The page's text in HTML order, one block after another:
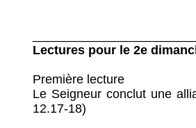
Lectures pour le 2e
Première lecture
Le Seigneur conclut une
12.17-18)